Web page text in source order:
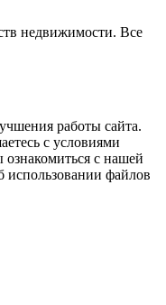
недвижимости. Все
работы сайта.
с условиями
с нашей
файлов